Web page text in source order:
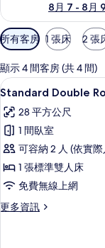
8月 7 - 8月 9
可
用
的
客
房
篩
選
條
所有客房 1 張床 2 張
顯示 4 間客房 (共 4 間)
顯
示
Standard
Double
Room
(Breakfast
for
2)
16
Standard Double
28 平方公尺
1 間臥室
可容納 2 人 (依實
1 張標準雙人床
免費無線上網
更多資訊
更